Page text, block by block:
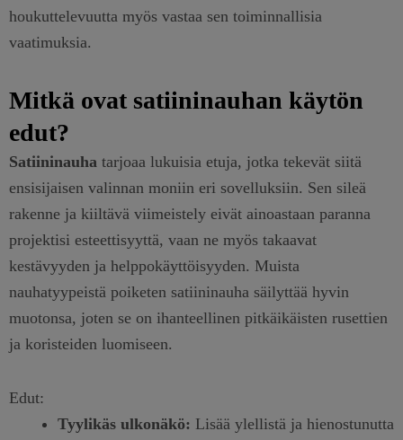
houkuttelevuutta myös vastaa sen toiminnallisia
vaatimuksia.
Mitkä ovat satiininauhan käytön
edut?
Satiininauha tarjoaa lukuisia etuja, jotka tekevät siitä
ensisijaisen valinnan moniin eri sovelluksiin. Sen sileä
rakenne ja kiiltävä viimeistely eivät ainoastaan paranna
projektisi esteettisyyttä, vaan ne myös takaavat
kestävyyden ja helppokäyttöisyyden. Muista
nauhatyypeistä poiketen satiininauha säilyttää hyvin
muotonsa, joten se on ihanteellinen pitkäikäisten rusettien
ja koristeiden luomiseen.
Edut:
Tyylikäs ulkonäkö: Lisää ylellistä ja hienostunutta